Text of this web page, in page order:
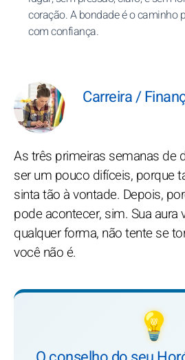
coração. A bondade é o caminho
com confiança.
Carreira /
As três primeiras semanas de
ser um pouco difíceis, porque
sinta tão à vontade. Depois,
pode acontecer, sim. Sua aura
qualquer forma, não tente se
você não é.
💡